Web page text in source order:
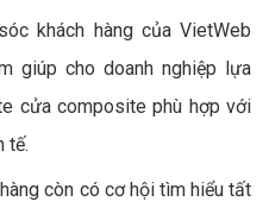
khách hàng của VietWeb
giúp cho doanh nghiệp lựa
cửa composite phù hợp với
tế.
còn có cơ hội tìm hiểu tất